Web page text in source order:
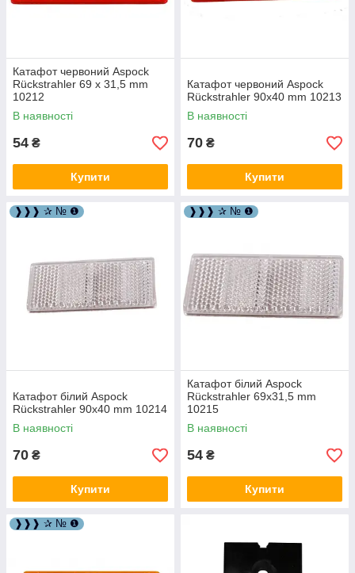
Катафот червоний Aspock
Rückstrahler 69 x 31,5 mm
10212
В наявності
54 ₴
Купити
Катафот червоний Aspock
Rückstrahler 90х40 mm 10213
В наявності
70 ₴
Купити
❱❱❱ ✰ № ❶
Катафот білий Aspock
Rückstrahler 90х40 mm 10214
В наявності
70 ₴
Купити
❱❱❱ ✰ № ❶
Катафот білий Aspock
Rückstrahler 69х31,5 mm
10215
В наявності
54 ₴
Купити
❱❱❱ ✰ № ❶